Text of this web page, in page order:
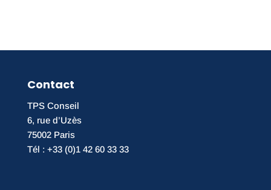
Contact
TPS Conseil
6, rue d’Uzès
75002 Paris
Tél : +33 (0)1 42 60 33 33